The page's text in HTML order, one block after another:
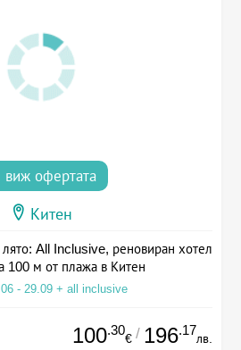
виж офертата
Китен
All Inclusive, реновиран хотел
100 м от плажа в Китен
- 29.09 + all inclusive
100.30
€ / 196.17
лв.